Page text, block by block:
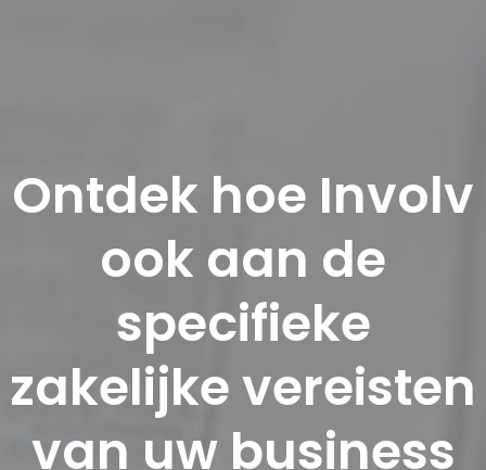
Ontdek hoe Involv
ook aan de
specifieke
zakelijke vereisten
van uw business